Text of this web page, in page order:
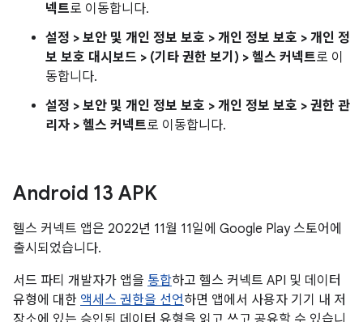
넥트로 이동합니다.
설정 > 보안 및 개인 정보 보호 > 개인 정보 보호 > 개인 정
보 보호 대시보드 > (기타 권한 보기) > 헬스 커넥트로 이
동합니다.
설정 > 보안 및 개인 정보 보호 > 개인 정보 보호 > 권한 관
리자 > 헬스 커넥트로 이동합니다.
Android 13 APK
헬스 커넥트 앱은 2022년 11월 11일에 Google Play 스토어에
출시되었습니다.
서드 파티 개발자가 앱을 통합하고 헬스 커넥트 API 및 데이터
유형에 대한 액세스 권한을 선언하면 앱에서 사용자 기기 내 저